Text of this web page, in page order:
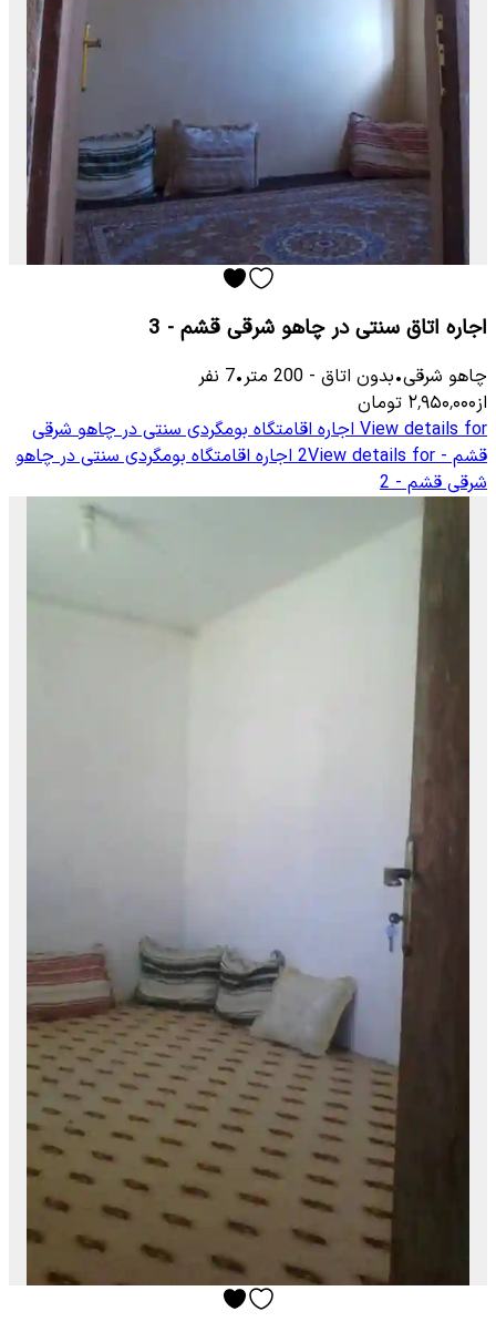
اجاره اتاق سنتی در چاهو شرقی قشم - 3
چاهو شرقی•بدون اتاق -
200 متر•
7 نفر
از۲٬۹۵۰٬۰۰۰ تومان
View details for اجاره اقامتگاه بومگردی سنتی در چاهو شرقی
قشم - 2View details for اجاره اقامتگاه بومگردی سنتی در چاهو
شرقی قشم - 2